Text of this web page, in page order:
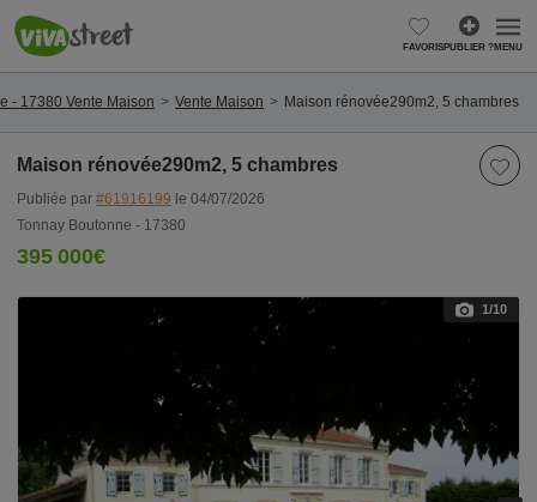
FAVORISPUBLIER ?MENU
- 17380 Vente Maison Vente Maison Maison rénovée290m2, 5 chambres
Maison rénovée290m2, 5 chambres
Publiée par #61916199 le 04/07/2026
Tonnay Boutonne - 17380
395 000€
1/10